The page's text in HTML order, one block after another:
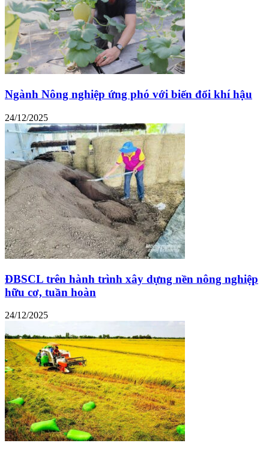
Ngành Nông nghiệp ứng phó với biến đổi khí hậu
24/12/2025
ĐBSCL trên hành trình xây dựng nền nông nghiệp
hữu cơ, tuần hoàn
24/12/2025